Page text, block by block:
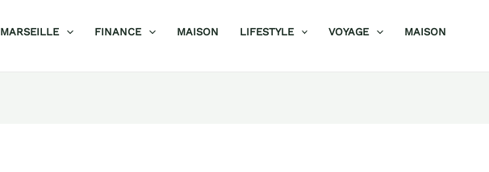
MARSEILLE FINANCE MAISON LIFESTYLE VOYAGE MAISON